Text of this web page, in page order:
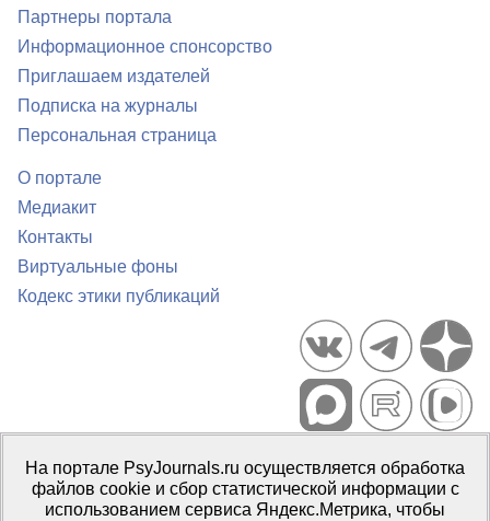
Партнеры портала
Информационное спонсорство
Приглашаем издателей
Подписка на журналы
Персональная страница
О портале
Медиакит
Контакты
Виртуальные фоны
Кодекс этики публикаций
Портал психологических изданий PsyJournals.ru, 2007–2026
Правила использования материалов
Свидетельство регистрации СМИЭл № ФС77-66447 от 14 июля
На портале PsyJournals.ru осуществляется обработка
файлов cookie и сбор статистической информации с
использованием сервиса Яндекс.Метрика, чтобы